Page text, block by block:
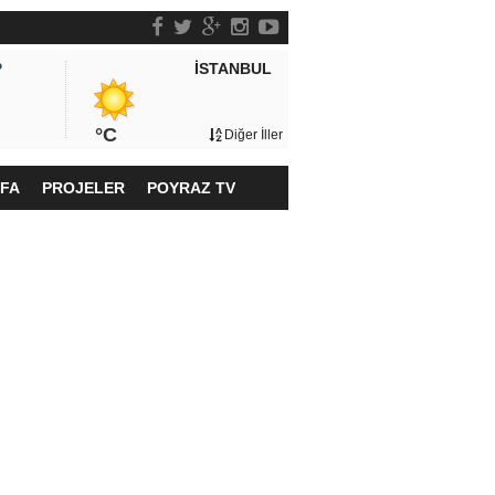
İSTANBUL
°C Diğer İller
PROJELER POYRAZ TV